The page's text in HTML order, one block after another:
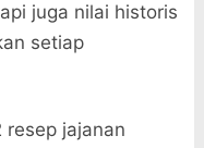
juga nilai historis
setiap
jajanan